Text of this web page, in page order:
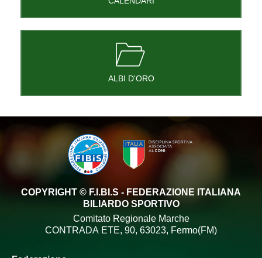
ALBI D'ORO
COPYRIGHT © F.I.BI.S - FEDERAZIONE ITALIANA
BILIARDO SPORTIVO
Comitato Regionale Marche
CONTRADA ETE, 90, 63023, Fermo(FM)